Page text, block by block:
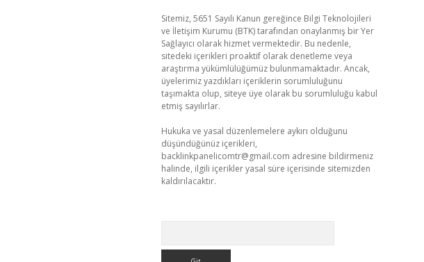
Sitemiz, 5651 Sayılı Kanun gereğince Bilgi Teknolojileri
ve İletişim Kurumu (BTK) tarafından onaylanmış bir Yer
Sağlayıcı olarak hizmet vermektedir. Bu nedenle,
sitedeki içerikleri proaktif olarak denetleme veya
araştırma yükümlülüğümüz bulunmamaktadır. Ancak,
üyelerimiz yazdıkları içeriklerin sorumluluğunu
taşımakta olup, siteye üye olarak bu sorumluluğu kabul
etmiş sayılırlar.
Hukuka ve yasal düzenlemelere aykırı olduğunu
düşündüğünüz içerikleri,
backlinkpanelicomtr@gmail.com adresine bildirmeniz
halinde, ilgili içerikler yasal süre içerisinde sitemizden
kaldırılacaktır.